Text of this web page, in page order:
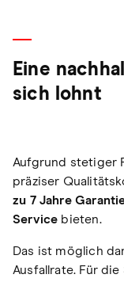
Eine
sich lohnt
Aufgrund stetiger
präziser
zu 7 Jahre
Service bieten.
Das ist möglich
Ausfallrate. Für